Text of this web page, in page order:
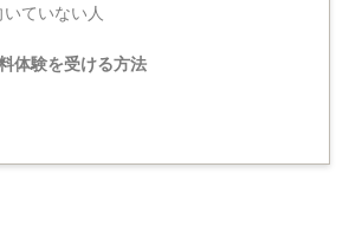
ていない人
体験を受ける方法